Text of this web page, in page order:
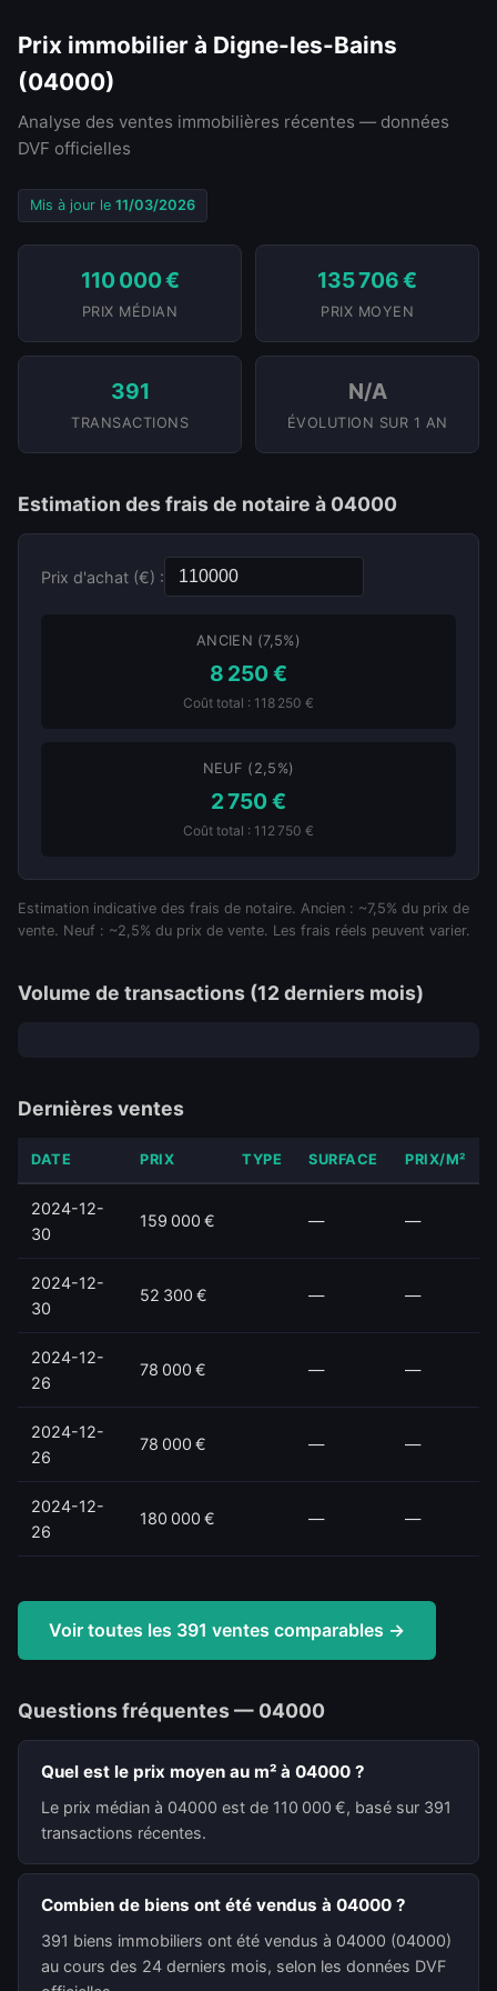
Prix immobilier à Digne-les-Bains
(04000)
Analyse des ventes immobilières récentes — données
DVF officielles
Mis à jour le 11/03/2026
110 000 €
PRIX MÉDIAN
135 706 €
PRIX MOYEN
391
TRANSACTIONS
N/A
ÉVOLUTION SUR 1 AN
Estimation des frais de notaire à 04000
Prix d'achat (€) :
ANCIEN (7,5%)
8 250 €
Coût total : 118 250 €
NEUF (2,5%)
2 750 €
Coût total : 112 750 €
Estimation indicative des frais de notaire. Ancien : ~7,5% du prix de
vente. Neuf : ~2,5% du prix de vente. Les frais réels peuvent varier.
Volume de transactions (12 derniers mois)
Dernières ventes
DATE PRIX TYPE SURFACE PRIX/M²
2024-12-
30
159 000 € — —
2024-12-
30
52 300 € — —
2024-12-
26
78 000 € — —
2024-12-
26
78 000 € — —
2024-12-
26
180 000 € — —
Voir toutes les 391 ventes comparables →
Questions fréquentes — 04000
Quel est le prix moyen au m² à 04000 ?
Le prix médian à 04000 est de 110 000 €, basé sur 391
transactions récentes.
Combien de biens ont été vendus à 04000 ?
391 biens immobiliers ont été vendus à 04000 (04000)
au cours des 24 derniers mois, selon les données DVF